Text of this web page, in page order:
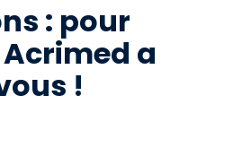
Notre revue
Boutique
: pour
a
!